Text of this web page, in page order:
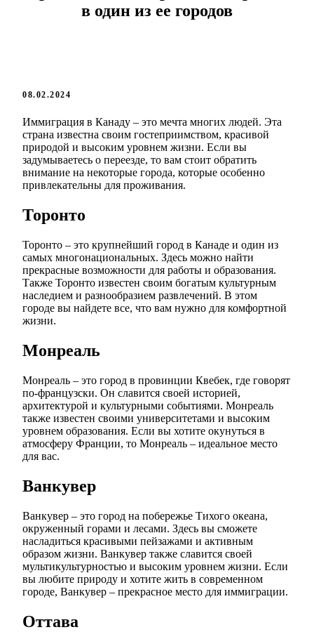
в один из ее городов
08.02.2024
Иммиграция в Канаду – это мечта многих людей. Эта
страна известна своим гостеприимством, красивой
природой и высоким уровнем жизни. Если вы
задумываетесь о переезде, то вам стоит обратить
внимание на некоторые города, которые особенно
привлекательны для проживания.
Торонто
Торонто – это крупнейший город в Канаде и один из
самых многонациональных. Здесь можно найти
прекрасные возможности для работы и образования.
Также Торонто известен своим богатым культурным
наследием и разнообразием развлечений. В этом
городе вы найдете все, что вам нужно для комфортной
жизни.
Монреаль
Монреаль – это город в провинции Квебек, где говорят
по-французски. Он славится своей историей,
архитектурой и культурными событиями. Монреаль
также известен своими университетами и высоким
уровнем образования. Если вы хотите окунуться в
атмосферу Франции, то Монреаль – идеальное место
для вас.
Ванкувер
Ванкувер – это город на побережье Тихого океана,
окруженный горами и лесами. Здесь вы сможете
насладиться красивыми пейзажами и активным
образом жизни. Ванкувер также славится своей
мультикультурностью и высоким уровнем жизни. Если
вы любите природу и хотите жить в современном
городе, Ванкувер – прекрасное место для иммиграции.
Оттава